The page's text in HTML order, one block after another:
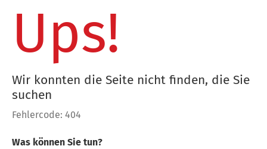
Ups!
Wir konnten die Seite nicht finden, die Sie
suchen
Fehlercode: 404
Was können Sie tun?